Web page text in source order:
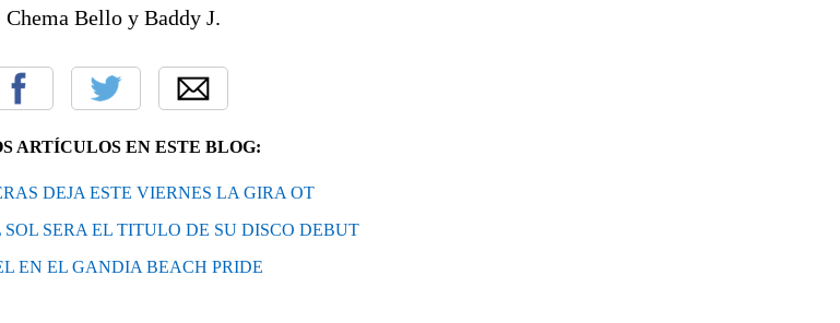
Bello y Baddy J.
ARTÍCULOS EN ESTE BLOG:
DEJA ESTE VIERNES LA GIRA OT
SOL SERA EL TITULO DE SU DISCO DEBUT
EN EL GANDIA BEACH PRIDE